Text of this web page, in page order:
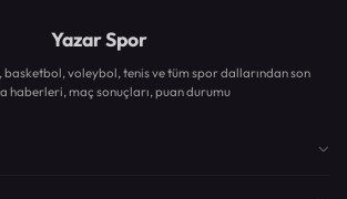
Yazar Spor
voleybol, tenis ve tüm spor dallarından son
haberleri, maç sonuçları, puan durumu